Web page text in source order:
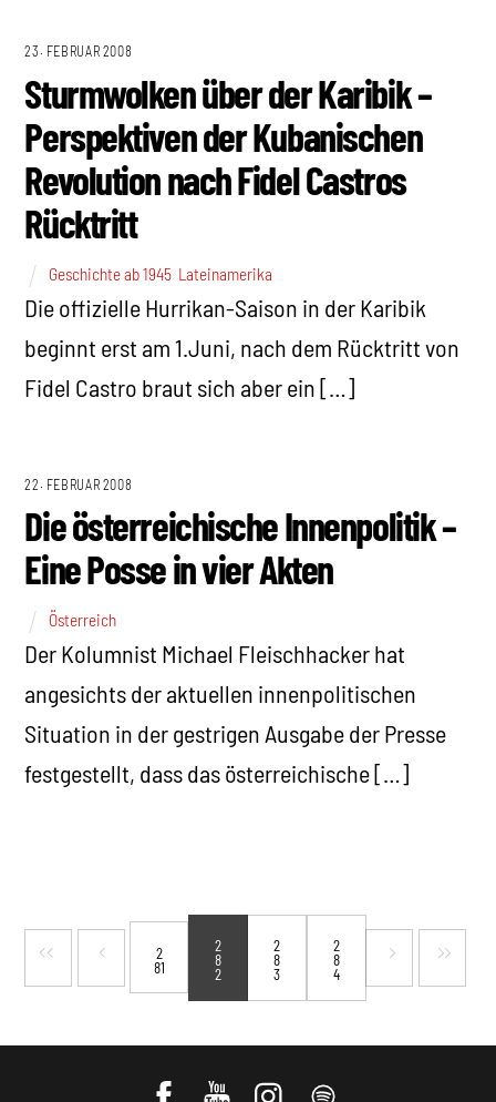
23. FEBRUAR 2008
Sturmwolken über der Karibik –
Perspektiven der Kubanischen
Revolution nach Fidel Castros
Rücktritt
Geschichte ab 1945 Lateinamerika
Die offizielle Hurrikan-Saison in der Karibik
beginnt erst am 1.Juni, nach dem Rücktritt von
Fidel Castro braut sich aber ein […]
22. FEBRUAR 2008
Die österreichische Innenpolitik –
Eine Posse in vier Akten
Österreich
Der Kolumnist Michael Fleischhacker hat
angesichts der aktuellen innenpolitischen
Situation in der gestrigen Ausgabe der Presse
festgestellt, dass das österreichische […]
2
81
2
8
2
2
8
3
2
8
4